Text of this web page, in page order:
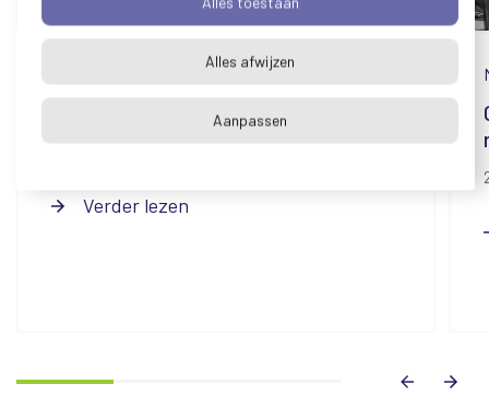
Alles afwijzen
Aanpassen
Denk mee over zwemwater
31 juli 2026
Verder lezen